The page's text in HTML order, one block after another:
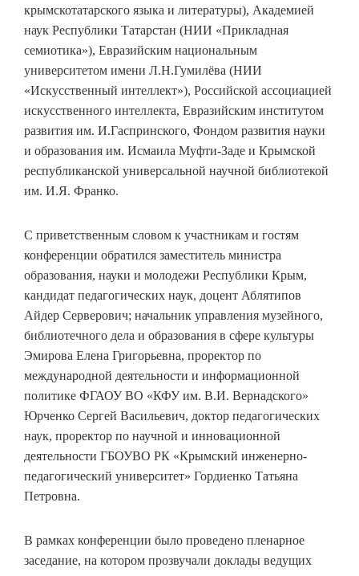
крымскотатарского языка и литературы), Академией
наук Республики Татарстан (НИИ «Прикладная
семиотика»), Евразийским национальным
университетом имени Л.Н.Гумилёва (НИИ
«Искусственный интеллект»), Российской ассоциацией
искусственного интеллекта, Евразийским институтом
развития им. И.Гаспринского, Фондом развития науки
и образования им. Исмаила Муфти-Заде и Крымской
республиканской универсальной научной библиотекой
им. И.Я. Франко.
С приветственным словом к участникам и гостям
конференции обратился заместитель министра
образования, науки и молодежи Республики Крым,
кандидат педагогических наук, доцент Аблятипов
Айдер Серверович; начальник управления музейного,
библиотечного дела и образования в сфере культуры
Эмирова Елена Григорьевна, проректор по
международной деятельности и информационной
политике ФГАОУ ВО «КФУ им. В.И. Вернадского»
Юрченко Сергей Васильевич, доктор педагогических
наук, проректор по научной и инновационной
деятельности ГБОУВО РК «Крымский инженерно-
педагогический университет» Гордиенко Татьяна
Петровна.
В рамках конференции было проведено пленарное
заседание, на котором прозвучали доклады ведущих